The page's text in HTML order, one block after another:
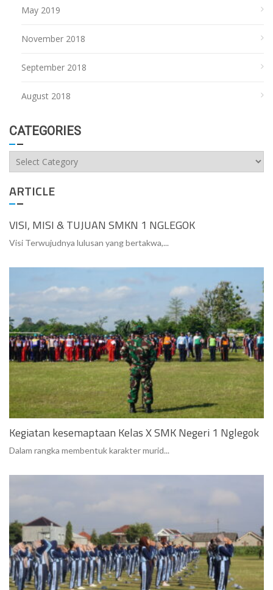
May 2019
November 2018
September 2018
August 2018
CATEGORIES
Categories
ARTICLE
VISI, MISI & TUJUAN SMKN 1 NGLEGOK
Visi Terwujudnya lulusan yang bertakwa,...
Kegiatan kesemaptaan Kelas X SMK Negeri 1 Nglegok
Dalam rangka membentuk karakter murid...